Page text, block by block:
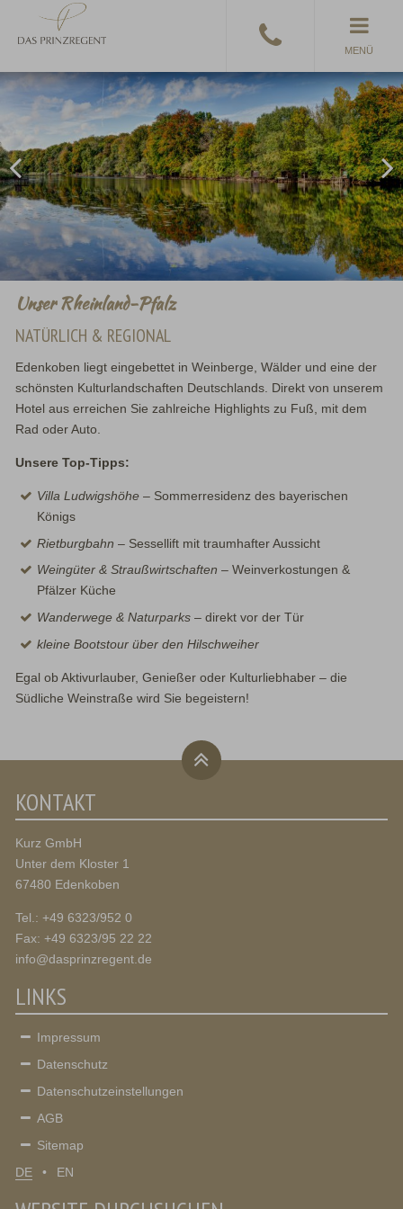
MENÜ
Unser Rheinland-Pfalz
NATÜRLICH & REGIONAL
Edenkoben liegt eingebettet in Weinberge, Wälder und eine der
schönsten Kulturlandschaften Deutschlands. Direkt von unserem
Hotel aus erreichen Sie zahlreiche Highlights zu Fuß, mit dem
Rad oder Auto.
Unsere Top-Tipps:
Villa Ludwigshöhe– Sommerresidenz des bayerischen
Königs
Rietburgbahn – Sessellift mit traumhafter Aussicht
Weingüter & Straußwirtschaften – Weinverkostungen &
Pfälzer Küche
Wanderwege & Naturparks– direkt vor der Tür
kleine Bootstour über den Hilschweiher
Egal ob Aktivurlauber, Genießer oder Kulturliebhaber – die
Südliche Weinstraße wird Sie begeistern!
KONTAKT
Kurz GmbH
Unter dem Kloster 1
67480 Edenkoben
Tel.: +49 6323/952 0
Fax: +49 6323/95 22 22
info@dasprinzregent.de
LINKS
Impressum
Datenschutz
Datenschutzeinstellungen
AGB
Sitemap
DE EN